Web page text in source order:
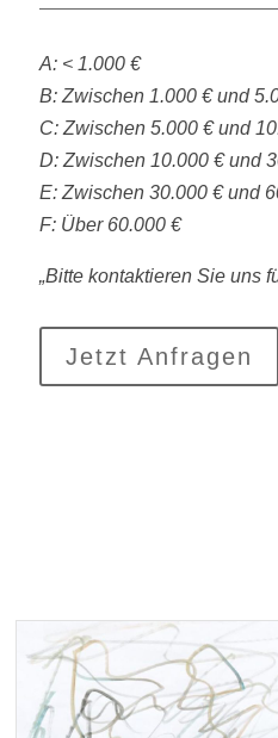
A: < 1.000 €
B: Zwischen 1.000 € und
C: Zwischen 5.000 € und
D: Zwischen 10.000 € und
E: Zwischen 30.000 € und
F: Über 60.000 €
„Bitte kontaktieren Sie uns
Jetzt Anfragen